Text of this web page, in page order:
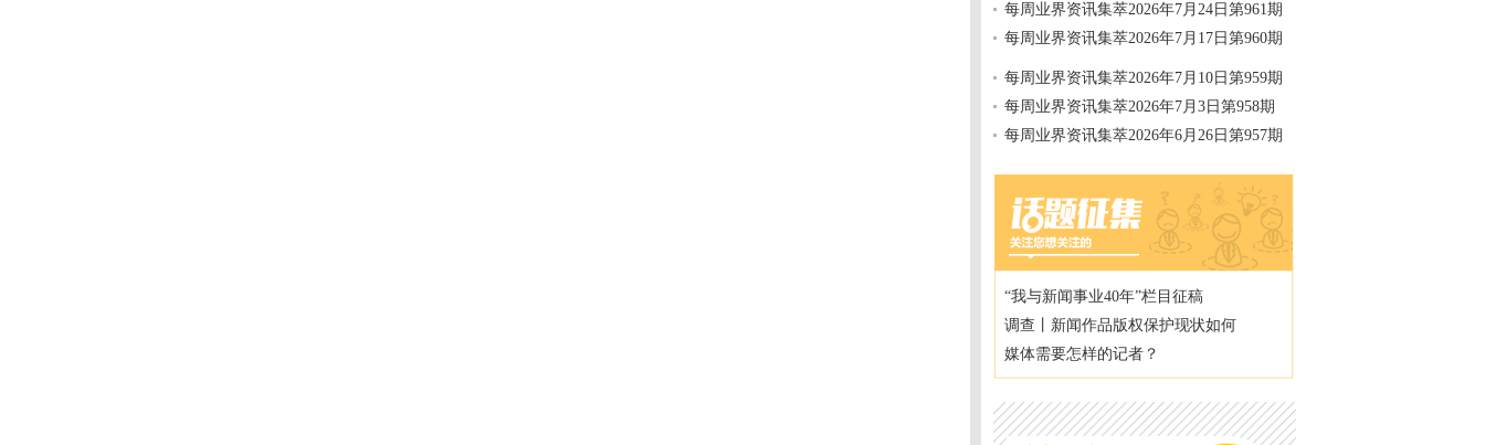
每周业界资讯集萃2026年7月24日第961期
每周业界资讯集萃2026年7月17日第960期
每周业界资讯集萃2026年7月10日第959期
每周业界资讯集萃2026年7月3日第958期
每周业界资讯集萃2026年6月26日第957期
“我与新闻事业40年”栏目征稿
调查丨新闻作品版权保护现状如何
媒体需要怎样的记者？